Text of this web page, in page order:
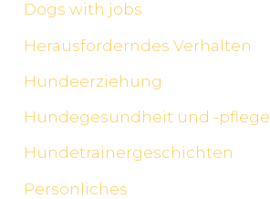
Dogs with jobs
Herausforderndes Verhalten
Hundeerziehung
Hundegesundheit und -pflege
Hundetrainergeschichten
Persönliches